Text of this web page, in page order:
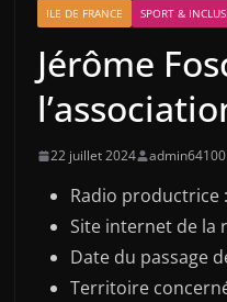
ILE DE FRANCE SPORT &
Jérôme
22 juillet 2024 admin64100
Radio productrice :
Site internet de la
Date du passage
Territoire